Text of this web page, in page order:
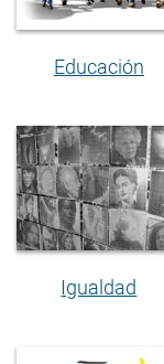
Educación
Igualdad